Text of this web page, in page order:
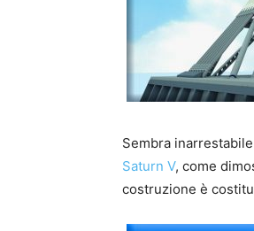
Sembra
Saturn V, come
costruzione è